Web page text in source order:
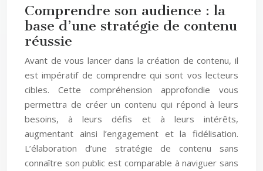
Comprendre son audience : la
base d’une stratégie de contenu
réussie
Avant de vous lancer dans la création de contenu, il
est impératif de comprendre qui sont vos lecteurs
cibles. Cette compréhension approfondie vous
permettra de créer un contenu qui répond à leurs
besoins, à leurs défis et à leurs intérêts,
augmentant ainsi l’engagement et la fidélisation.
L’élaboration d’une stratégie de contenu sans
connaître son public est comparable à naviguer sans